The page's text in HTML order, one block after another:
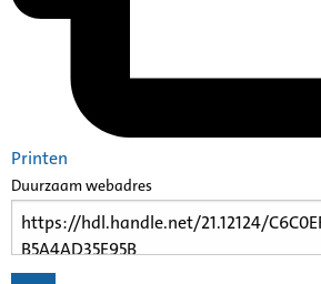
Printen
Duurzaam webadres